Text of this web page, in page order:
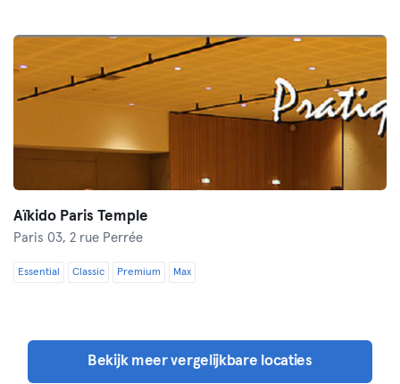
Aïkido Paris Temple
Paris 03, 2 rue Perrée
Essential Classic Premium Max
Bekijk meer vergelijkbare locaties